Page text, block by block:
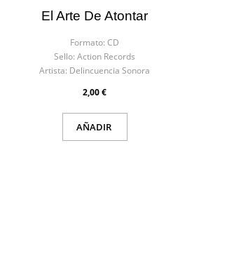
El Arte De Atontar
Formato: CD
Sello: Action Records
Artista: Delincuencia Sonora
2,00 €
AÑADIR